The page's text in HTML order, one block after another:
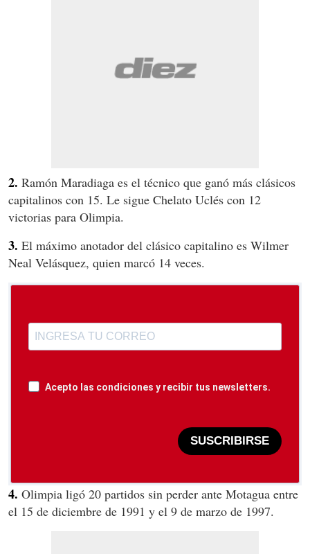
2. Ramón Maradiaga es el técnico que ganó más clásicos
capitalinos con 15. Le sigue Chelato Uclés con 12
victorias para Olimpia.
3. El máximo anotador del clásico capitalino es Wilmer
Neal Velásquez, quien marcó 14 veces.
Acepto las condiciones y recibir tus newsletters.
SUSCRIBIRSE
4. Olimpia ligó 20 partidos sin perder ante Motagua entre
el 15 de diciembre de 1991 y el 9 de marzo de 1997.